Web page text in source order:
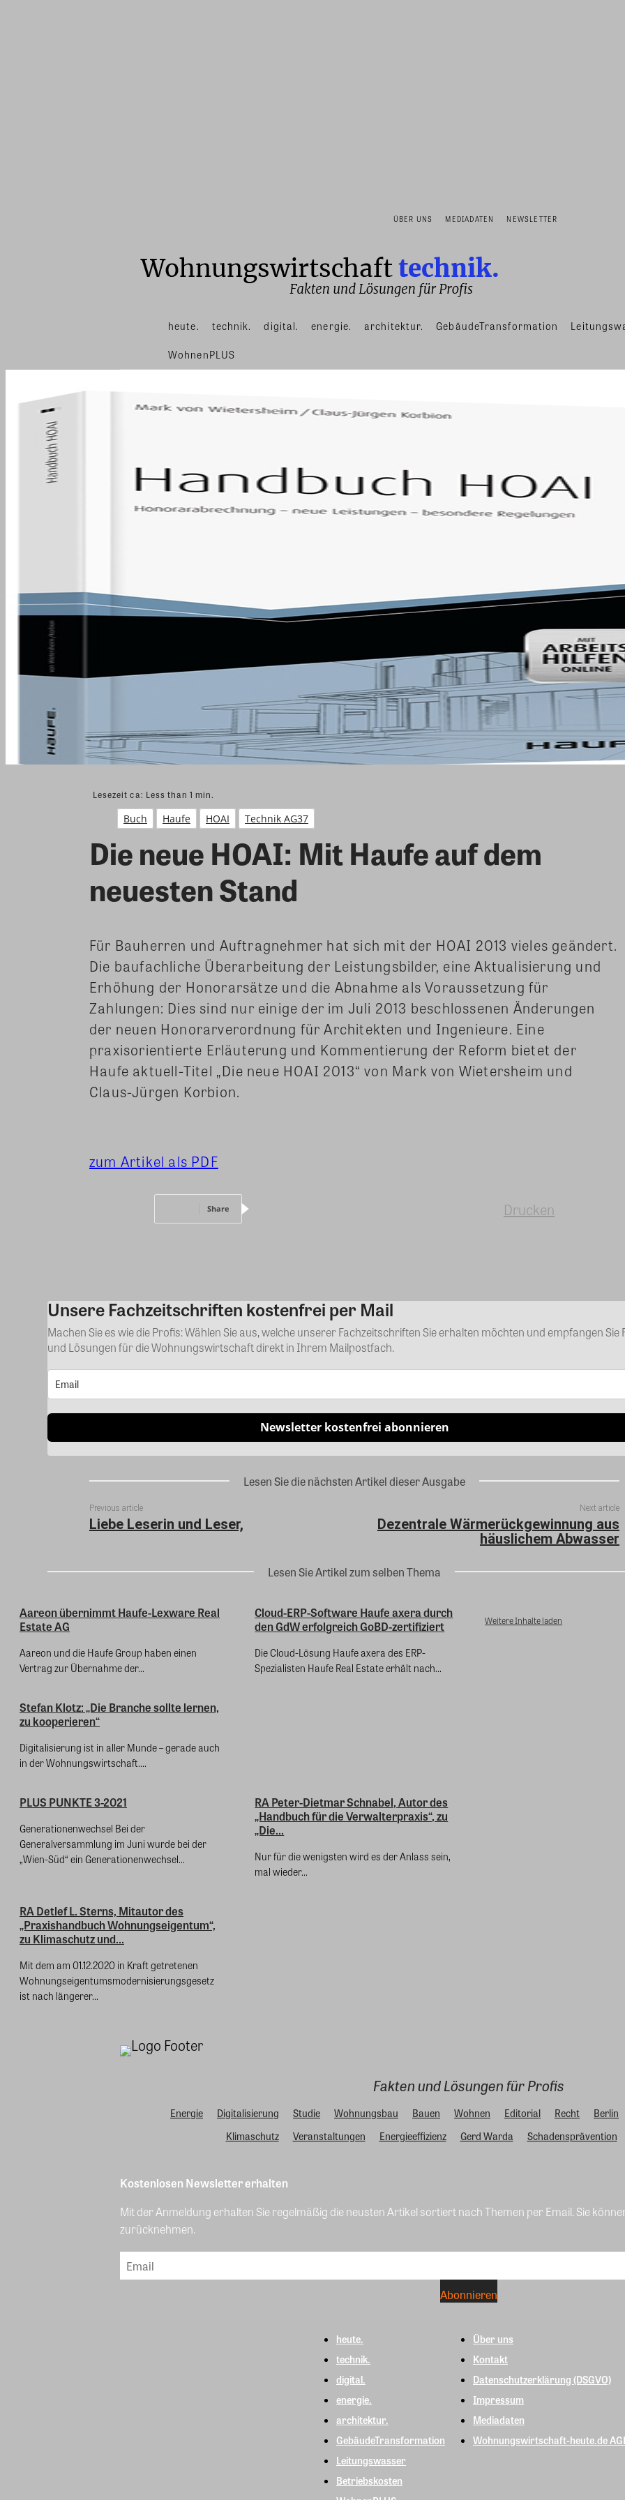
ÜBER UNS MEDIADATEN NEWSLETTER
heute. technik. digital. energie. architektur. GebäudeTransformation
WohnenPLUS
Lesezeit ca: Less than 1 min.
Buch Haufe HOAI Technik AG37
Die neue HOAI: Mit Haufe auf dem
neuesten Stand
Für Bauherren und Auftragnehmer hat sich mit der HOAI 2013 vieles geändert.
Die baufachliche Überarbeitung der Leistungsbilder, eine Aktualisierung und
Erhöhung der Honorarsätze und die Abnahme als Voraussetzung für
Zahlungen: Dies sind nur einige der im Juli 2013 beschlossenen Änderungen
der neuen Honorarverordnung für Architekten und Ingenieure. Eine
praxisorientierte Erläuterung und Kommentierung der Reform bietet der
Haufe aktuell-Titel „Die neue HOAI 2013“ von Mark von Wietersheim und
Claus-Jürgen Korbion.
zum Artikel als PDF
Share Drucken
Kommentar
Unsere Fachzeitschriften kostenfrei per Mail
Machen Sie es wie die Profis: Wählen Sie aus, welche unserer Fachzeitschriften Sie erhalten möchten und empfangen Sie
und Lösungen für die Wohnungswirtschaft direkt in Ihrem Mailpostfach.
Newsletter kostenfrei abonnieren
Lesen Sie die nächsten Artikel dieser Ausgabe
Previous article
Liebe Leserin und Leser,
Next article
Dezentrale Wärmerückgewinnung aus
häuslichem Abwasser
Lesen Sie Artikel zum selben Thema
Aareon übernimmt Haufe-Lexware Real
Estate AG
Aareon und die Haufe Group haben einen
Vertrag zur Übernahme der...
Cloud-ERP-Software Haufe axera durch
den GdW erfolgreich GoBD-zertifiziert
Die Cloud-Lösung Haufe axera des ERP-
Spezialisten Haufe Real Estate erhält nach...
Stefan Klotz: „Die Branche sollte lernen,
zu kooperieren“
Digitalisierung ist in aller Munde – gerade auch
in der Wohnungswirtschaft....
PLUS PUNKTE 3-2021
Generationenwechsel Bei der
Generalversammlung im Juni wurde bei der
„Wien-Süd“ ein Generationenwechsel...
RA Peter-Dietmar Schnabel, Autor des
„Handbuch für die Verwalterpraxis“, zu
„Die...
Nur für die wenigsten wird es der Anlass sein,
mal wieder...
RA Detlef L. Sterns, Mitautor des
„Praxishandbuch Wohnungseigentum“,
zu Klimaschutz und...
Mit dem am 01.12.2020 in Kraft getretenen
Wohnungseigentumsmodernisierungsgesetz
ist nach längerer...
Weitere Inhalte laden
Fakten und Lösungen für Profis
Energie Digitalisierung Studie Wohnungsbau Bauen Wohnen Editorial Recht Berlin
Klimaschutz
Veranstaltungen Energieeffizienz Gerd Warda Schadensprävention
Kostenlosen Newsletter erhalten
Mit der Anmeldung erhalten Sie regelmäßig die neusten Artikel sortiert nach Themen per Email. Sie
zurücknehmen.
heute.
technik.
digital.
energie.
architektur.
GebäudeTransformation
Leitungswasser
Betriebskosten
Über uns
Kontakt
Datenschutzerklärung (DSGVO)
Impressum
Mediadaten
Wohnungswirtschaft-heute.de